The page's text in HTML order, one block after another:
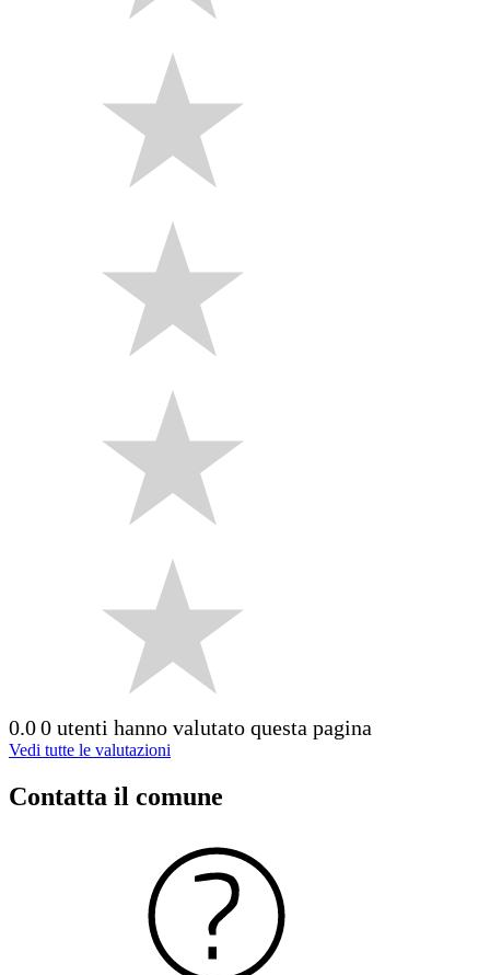
0.00 utenti hanno valutato questa pagina
Vedi tutte le valutazioni
Contatta il comune